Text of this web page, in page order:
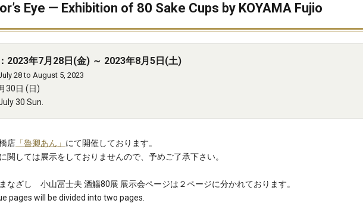
Eye — Exhibition of 80 Sake Cups by KOYAMA Fujio
2023年7月28日(金) ～ 2023年8月5日(土)
28 to August 5, 2023
30日 (日)
30 Sun.
店 「魯卿あん」 にて開催しております。
関しては展示をしておりませんので、予めご了承下さい。
なざし 小山冨士夫 酒觴80展 展示会ページは２ページに分かれております。
pages will be divided into two pages.